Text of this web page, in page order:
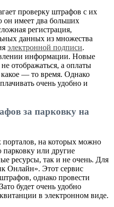
проверку штрафов с их
имеет два больших
регистрация,
данных из множества
электронной подписи.
информации. Новые
отображаться, а оплаты
какое — то время. Однако
очень удобно и
за парковку на
на которых можно
парковку или другие
ресурсы, так и не очень. Для
Онлайн». Этот сервис
однако провести
будет очень удобно
в электронном виде.